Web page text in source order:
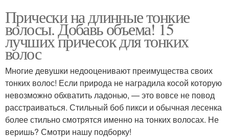
Прически на длинные тонкие
волосы. Добавь объема! 15
лучших причесок для тонких
волос
Многие девушки недооценивают преимущества своих
тонких волос! Если природа не наградила косой которую
невозможно обхватить ладонью, — это вовсе не повод
расстраиваться. Стильный боб пикси и обычная лесенка
более стильно смотрятся именно на тонких волосах. Не
веришь? Смотри нашу подборку!